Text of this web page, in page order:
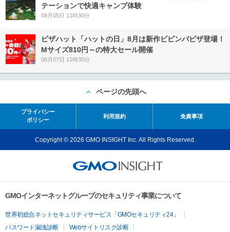
テーションで快適キャンプ体験
08月05日 11時30分
ピザハット「ハットの日」8月は新作ビビンバピザ登場！
Mサイズ810円～の特大セール開催
08月07日 11時30分
ページの先頭へ
プライバシー
ポリシー
利用規約 免責事項
Copyright © 2026 GMO INSIGHT Inc. All Rights Reserved.
GMOインターネットグループのセキュリティ事業について
世界初総合ネットセキュリティサービス「GMOセキュリティ24」
パスワード漏洩診断
Webサイトリスク診断